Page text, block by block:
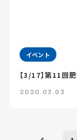
イベント
【3/17】第11
2020.03.03